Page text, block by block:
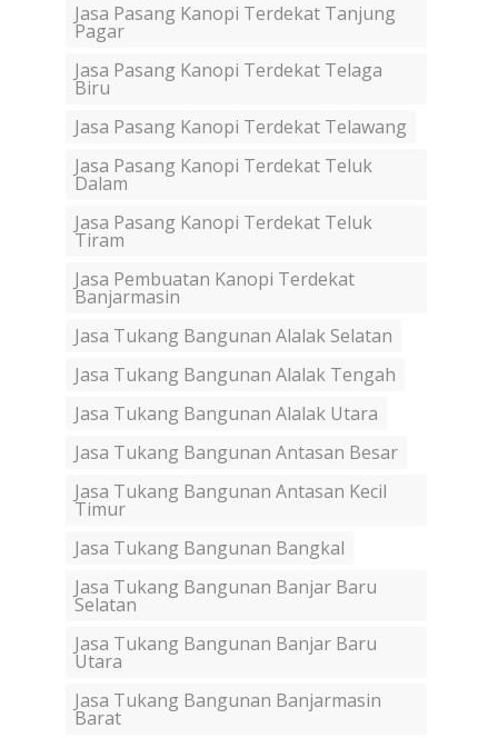
Jasa Pasang Kanopi Terdekat Tanjung
Pagar
Jasa Pasang Kanopi Terdekat Telaga
Biru
Jasa Pasang Kanopi Terdekat Telawang
Jasa Pasang Kanopi Terdekat Teluk
Dalam
Jasa Pasang Kanopi Terdekat Teluk
Tiram
Jasa Pembuatan Kanopi Terdekat
Banjarmasin
Jasa Tukang Bangunan Alalak Selatan
Jasa Tukang Bangunan Alalak Tengah
Jasa Tukang Bangunan Alalak Utara
Jasa Tukang Bangunan Antasan Besar
Jasa Tukang Bangunan Antasan Kecil
Timur
Jasa Tukang Bangunan Bangkal
Jasa Tukang Bangunan Banjar Baru
Selatan
Jasa Tukang Bangunan Banjar Baru
Utara
Jasa Tukang Bangunan Banjarmasin
Barat